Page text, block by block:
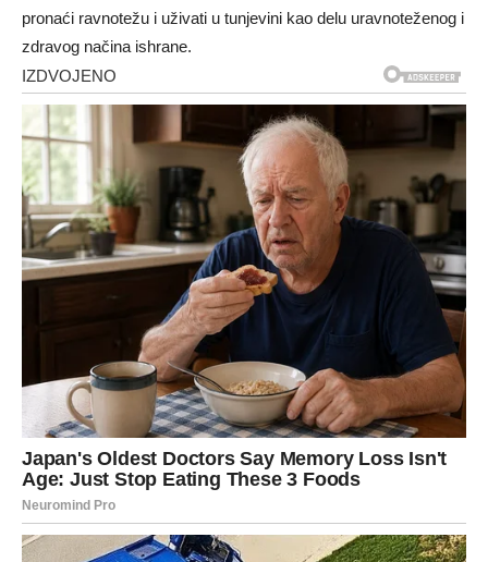
pronaći ravnotežu i uživati u tunjevini kao delu uravnoteženog i
zdravog načina ishrane.